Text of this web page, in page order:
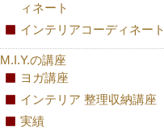
ィネート
インテリアコーディネート
M.I.Y.の講座
ヨガ講座
インテリア 整理収納講座
実績